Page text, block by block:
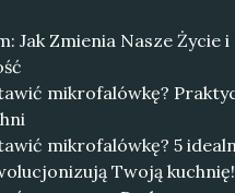
Jak Zmienia Nasze Życie i
mikrofalówkę?
mikrofalówkę? 5
Twoją kuchnię!